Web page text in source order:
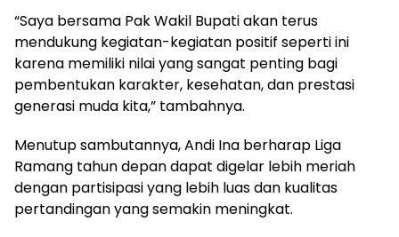
“Saya bersama Pak Wakil Bupati akan terus
mendukung kegiatan-kegiatan positif seperti ini
karena memiliki nilai yang sangat penting bagi
pembentukan karakter, kesehatan, dan prestasi
generasi muda kita,” tambahnya.
Menutup sambutannya, Andi Ina berharap Liga
Ramang tahun depan dapat digelar lebih meriah
dengan partisipasi yang lebih luas dan kualitas
pertandingan yang semakin meningkat.